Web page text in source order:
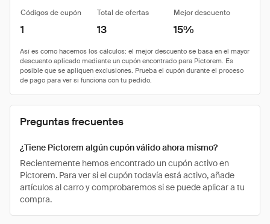
Códigos de cupón Total de ofertas Mejor descuento
1 13 15%
Preguntas frecuentes
¿Tiene Pictorem algún cupón válido ahora mismo?
Recientemente hemos encontrado un cupón activo en
Pictorem. Para ver si el cupón todavía está activo, añade
artículos al carro y comprobaremos si se puede aplicar a tu
compra.